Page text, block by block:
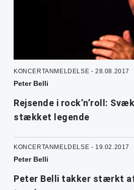
KONCERTANMELDELSE - 28.08.2017
Peter Belli
Rejsende i rock’n’roll:
stækket legende
KONCERTANMELDELSE - 19.02.2017
Peter Belli
Peter Belli takker stærkt